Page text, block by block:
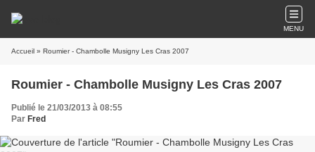
MENU
Accueil » Roumier - Chambolle Musigny Les Cras 2007
Roumier - Chambolle Musigny Les Cras 2007
Publié le 21/03/2013 à 08:55
Par Fred